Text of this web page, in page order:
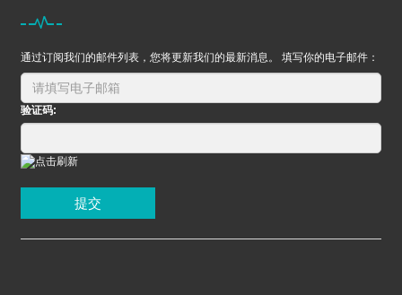
通过订阅我们的邮件列表，您将更新我们的最新消息。 填写你的电子邮件：
验证码:
提交